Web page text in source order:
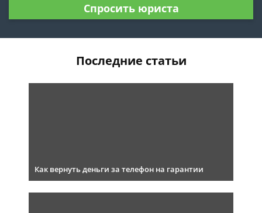
Спросить юриста
Последние статьи
Как вернуть деньги за телефон на гарантии